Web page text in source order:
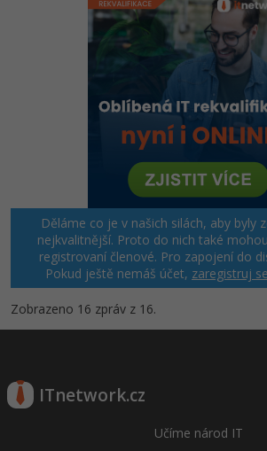
Děláme co je v našich silách, aby byly
nejkvalitnější. Proto do nich také
registrovaní členové. Pro zapojení do
Pokud ještě nemáš účet, zaregistruj se
Zobrazeno 16 zpráv z 16.
ITnetwork.cz
Učíme národ IT